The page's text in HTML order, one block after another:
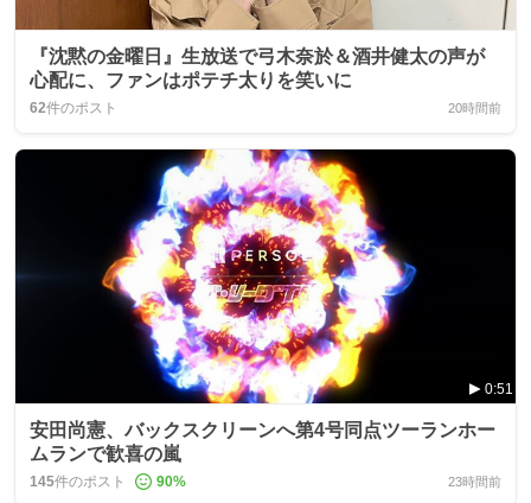
『沈黙の金曜日』生放送で弓木奈於＆酒井健太の声が
心配に、ファンはポテチ太りを笑いに
62件のポスト 20時間前
0:51
安田尚憲、バックスクリーンへ第4号同点ツーランホー
ムランで歓喜の嵐
145件のポスト 90% 23時間前